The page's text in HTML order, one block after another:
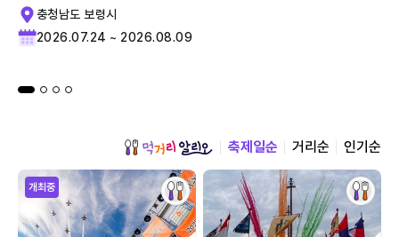
충청남도 보령시
2026.07.24 ~ 2026.08.09
축제일순 거리순 인기순
개최중